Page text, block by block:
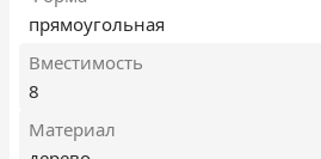
прямоугольная
Вместимость
8
Материал